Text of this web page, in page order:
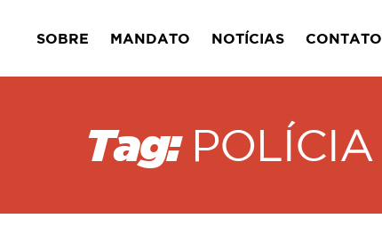
SOBRE MANDATO NOTÍCIAS CONTATO
Tag: POLÍCIA